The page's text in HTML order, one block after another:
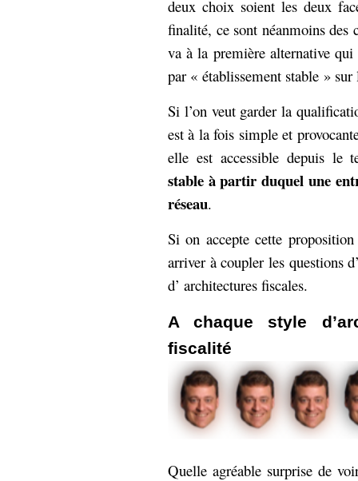
deux choix soient les deux
finalité, ce sont néanmoins des
va à la première alternative qui
par « établissement stable »
Si l’on veut garder la
est à la fois simple et
elle est accessible depuis le
stable à partir duquel une
réseau.
Si on accepte cette
arriver à coupler les questions
d’ architectures fiscales.
A chaque style
fiscalité
Quelle agréable surprise de